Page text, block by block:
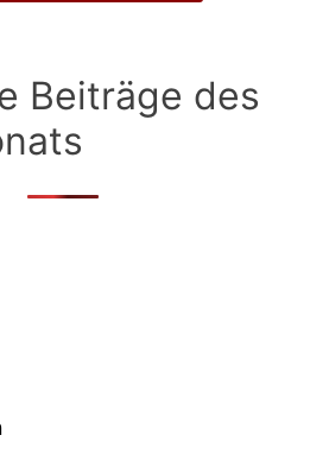
Beiträge des